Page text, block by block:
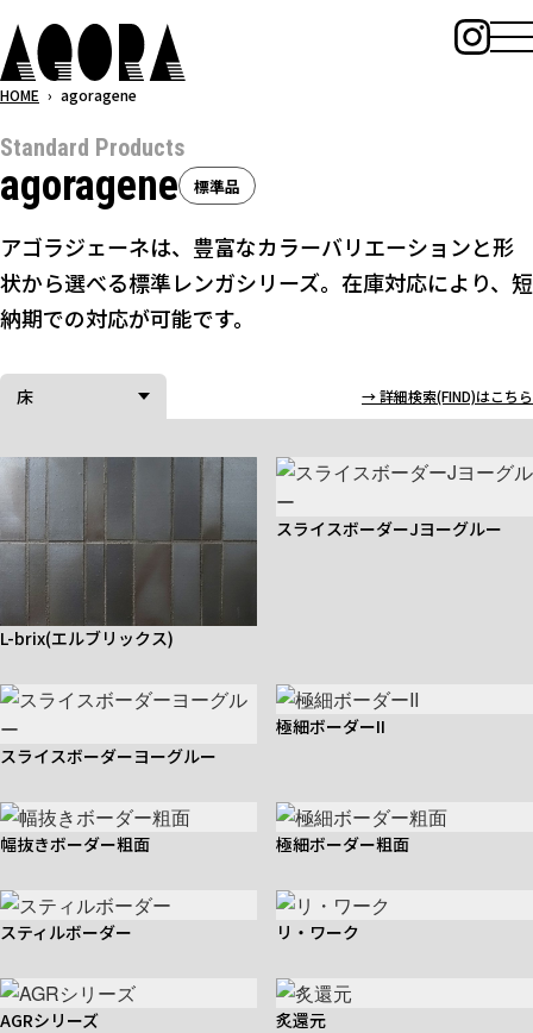
メ
イ
ン
ン
テ
ツ
へ
ス
キ
HOME › agoragene
Standard Products
agoragene 標準品
アゴラジェーネは、豊富なカラーバリエーションと形
状から選べる標準レンガシリーズ。在庫対応により、短
納期での対応が可能です。
床 →詳細検索(FIND)はこちら
L-brix(エルブリックス)
スライスボーダーJヨーグルー
スライスボーダーヨーグルー
極細ボーダーII
幅抜きボーダー粗面 極細ボーダー粗面
スティルボーダー リ・ワーク
AGRシリーズ 炙還元